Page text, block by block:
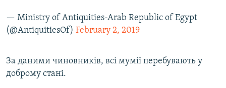
— Ministry of Antiquities-Arab Republic of Egypt
(@AntiquitiesOf) February 2, 2019
За даними чиновників, всі мумії перебувають у
доброму стані.